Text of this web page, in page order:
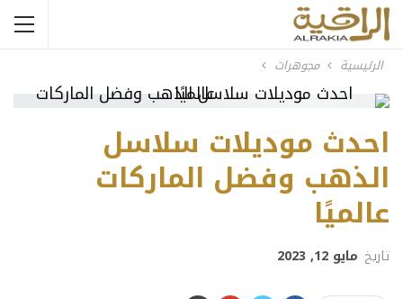
الرئيسية مجوهرات
احدث موديلات سلاسل
الذهب وفضل الماركات
عالميًا
تاريخ مايو 12, 2023